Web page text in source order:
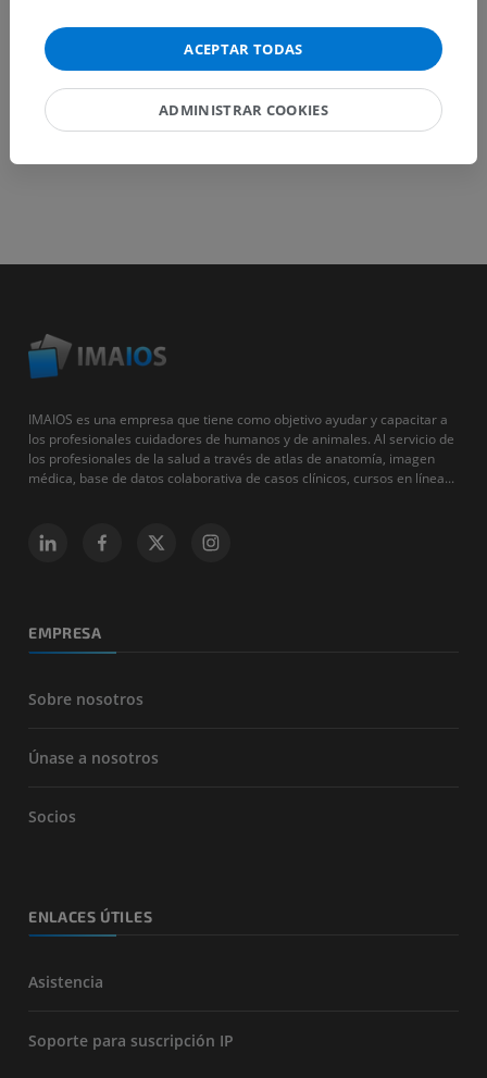
IMAIOS es una empresa que tiene como objetivo ayudar y capacitar a
los profesionales cuidadores de humanos y de animales. Al servicio de
los profesionales de la salud a través de atlas de anatomía, imagen
médica, base de datos colaborativa de casos clínicos, cursos en línea...
EMPRESA
Sobre nosotros
Únase a nosotros
Socios
ENLACES ÚTILES
Asistencia
Soporte para suscripción IP
ACEPTAR TODAS
ADMINISTRAR COOKIES